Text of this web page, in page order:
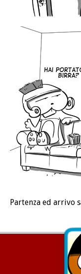
Partenza ed arrivo